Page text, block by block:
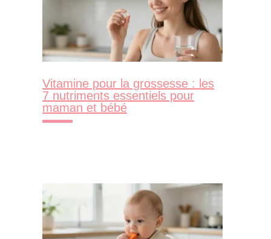
Vitamine pour la grossesse : les
7 nutriments essentiels pour
maman et bébé